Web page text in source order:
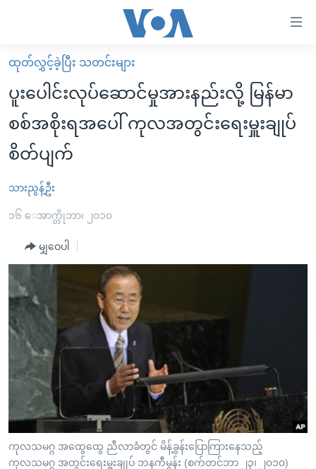
လွယ်ကူ
စေ
သည့်
Link
များ
ပင်မ
အကြောင်းအရာ
ကျော်
ကြည့်
ပင်မ
အ
ညွန်း
စာမျက်နှာ
သို့
ကြည့်
ရန်
ရှာဖွေ
မူလစာမျက်နှာ
မြန်မာ
ကမ္ဘာ့သတင်းများ
နိုင်ငံတကာ
အစ္စရေး-ပါလက်စတိုင်း
ဗွီဒီယို
အင်္ဂလိပ်စာလေ့လာမယ်
အမေရိကန်သုံးအီဒီယံ
မကြေးမုံရဲ့ အင်္ဂလိပ်စာ
ရုပ်ရှင်ထဲက အင်္ဂလိပ်စာ
သုတပဒေသာ အင်္ဂလိပ်စာ
အပတ်စဉ်ကဏ္ဍများ
ရေဒီယို
တီဗွီ
ရေဒီယိုနှင့်ရုပ်သံ အချက်အလက်များ
ရေဒီယို/တီဗွီအစီအစဉ်
Learning English
ဗွီအိုအေ လူမှုကွန်ယက်များ
ဘာသာစကားများ
ထုတ်လွှင့်ခဲ့ပြီး သတင်းများ
ပူးပေါင်းလုပ်ဆောင်မှုအားနည်းလို့ မြန်မာ
စစ်အစိုးရအပေါ် ကုလအတွင်းရေးမှူးချုပ်
စိတ်ပျက်
သားညွန့်ဦး
၁၆ ေအာက္တိုဘာ၊ ၂၀၁၀
မျှဝေပါ
ကုလသမဂ္ဂ အထွေထွေ ညီလာခံတွင် မိန့်ခွန်းပြောကြားနေသည့်
ကုလသမဂ္ဂ အတွင်းရေးမှူးချုပ် ဘနကီမွန်း (စက်တင်ဘာ ၂၃၊ ၂၀၁၀)